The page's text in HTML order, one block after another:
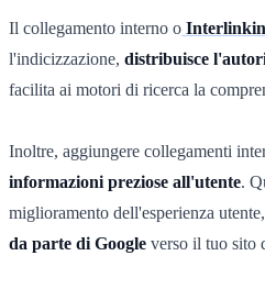
Il collegamento interno o
l'indicizzazione, distribuisce
facilita ai motori di ricerca la
Inoltre, aggiungere collegamenti
informazioni preziose all'utente.
miglioramento dell'esperienza
da parte di Google verso il tuo sito